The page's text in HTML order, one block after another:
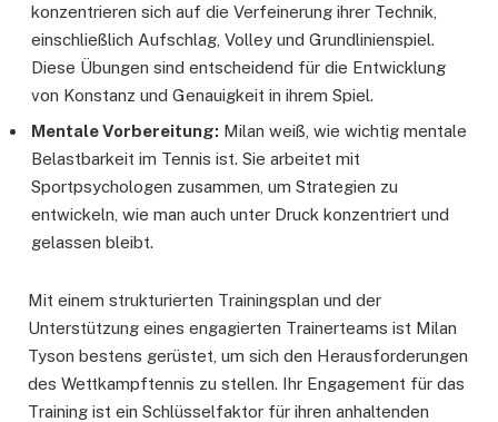
konzentrieren sich auf die Verfeinerung ihrer Technik,
einschließlich Aufschlag, Volley und Grundlinienspiel.
Diese Übungen sind entscheidend für die Entwicklung
von Konstanz und Genauigkeit in ihrem Spiel.
Mentale Vorbereitung: Milan weiß, wie wichtig mentale
Belastbarkeit im Tennis ist. Sie arbeitet mit
Sportpsychologen zusammen, um Strategien zu
entwickeln, wie man auch unter Druck konzentriert und
gelassen bleibt.
Mit einem strukturierten Trainingsplan und der
Unterstützung eines engagierten Trainerteams ist Milan
Tyson bestens gerüstet, um sich den Herausforderungen
des Wettkampftennis zu stellen. Ihr Engagement für das
Training ist ein Schlüsselfaktor für ihren anhaltenden